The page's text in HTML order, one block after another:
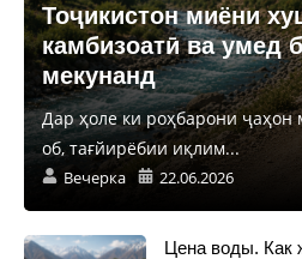
Тоҷикистон миёни
камбизоатӣ ва умед
мекунанд
Дар ҳоле ки роҳбарони ҷаҳон
об, тағйирёбии иқлим...
Вечерка 22.06.2026
Цена воды. Как